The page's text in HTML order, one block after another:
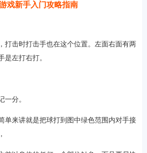
戏新手入门攻略指南
打击时打击手也在这个位置。左面右面有两
是左打右打。
一分。
单来讲就是把球打到图中绿色范围内对手接